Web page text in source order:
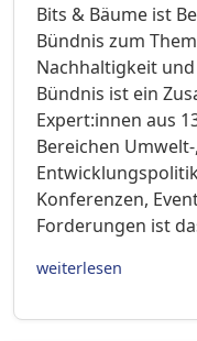
Bits & Bäume ist
Bündnis zum
Nachhaltigkeit
Bündnis ist ein
Expert:innen aus
Bereichen
Konferenzen,
Forderungen ist
weiterlesen